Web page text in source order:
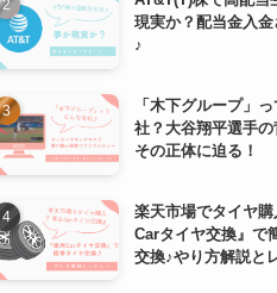
現実か？配当金入金
♪
「木下グループ」
社？大谷翔平選手の
その正体に迫る！
楽天市場でタイヤ
Carタイヤ交換』で
交換♪やり方解説と